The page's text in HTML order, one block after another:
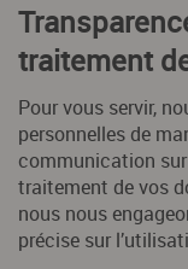
traitement
Pour vous servir,
personnelles de
communication
traitement de vos
nous nous
précise sur